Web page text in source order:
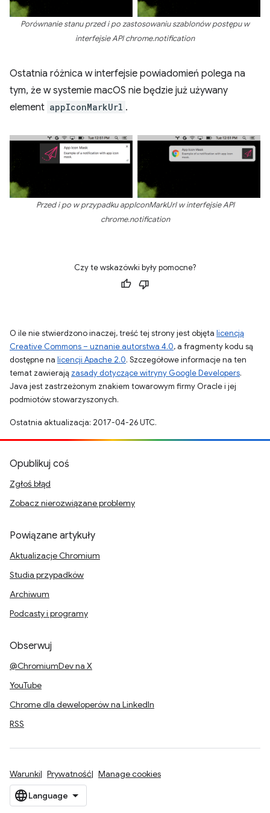
Porównanie stanu przed i po zastosowaniu szablonów postępu w
interfejsie API chrome.notification
Ostatnia różnica w interfejsie powiadomień polega na
tym, że w systemie macOS nie będzie już używany
element appIconMarkUrl .
Przed i po w przypadku appIconMarkUrl w interfejsie API
chrome.notification
Czy te wskazówki były pomocne?
O ile nie stwierdzono inaczej, treść tej strony jest objęta licencją
Creative Commons – uznanie autorstwa 4.0, a fragmenty kodu są
dostępne na licencji Apache 2.0. Szczegółowe informacje na ten
temat zawierają zasady dotyczące witryny Google Developers.
Java jest zastrzeżonym znakiem towarowym firmy Oracle i jej
podmiotów stowarzyszonych.
Ostatnia aktualizacja: 2017-04-26 UTC.
Opublikuj coś
Zgłoś błąd
Zobacz nierozwiązane problemy
Powiązane artykuły
Aktualizacje Chromium
Studia przypadków
Archiwum
Podcasty i programy
Obserwuj
@ChromiumDev na X
YouTube
Chrome dla deweloperów na LinkedIn
RSS
Warunki Prywatność Manage cookies